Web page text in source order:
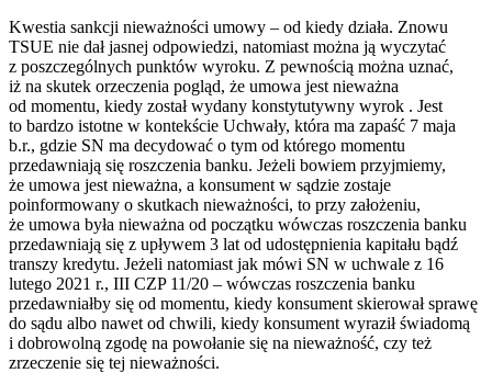
Kwestia sankcji nieważności umowy – od kiedy działa. Znowu
TSUE nie dał jasnej odpowiedzi, natomiast można ją wyczytać
z poszczególnych punktów wyroku. Z pewnością można uznać,
iż na skutek orzeczenia pogląd, że umowa jest nieważna
od momentu, kiedy został wydany konstytutywny wyrok . Jest
to bardzo istotne w kontekście Uchwały, która ma zapaść 7 maja
b.r., gdzie SN ma decydować o tym od którego momentu
przedawniają się roszczenia banku. Jeżeli bowiem przyjmiemy,
że umowa jest nieważna, a konsument w sądzie zostaje
poinformowany o skutkach nieważności, to przy założeniu,
że umowa była nieważna od początku wówczas roszczenia banku
przedawniają się z upływem 3 lat od udostępnienia kapitału bądź
transzy kredytu. Jeżeli natomiast jak mówi SN w uchwale z 16
lutego 2021 r., III CZP 11/20 – wówczas roszczenia banku
przedawniałby się od momentu, kiedy konsument skierował sprawę
do sądu albo nawet od chwili, kiedy konsument wyraził świadomą
i dobrowolną zgodę na powołanie się na nieważność, czy też
zrzeczenie się tej nieważności.